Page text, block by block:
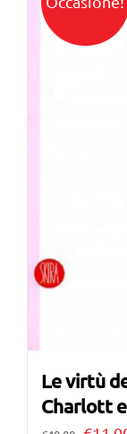
Le virtù
Charlott